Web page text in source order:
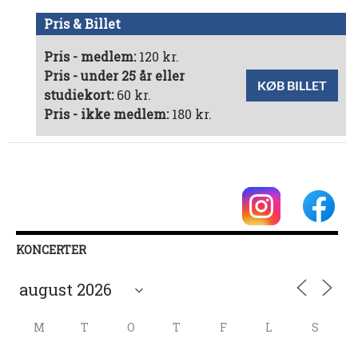
Pris & Billet
Pris - medlem:120 kr.
Pris - under 25 år eller
studiekort:60 kr.
Pris - ikke medlem:180 kr.
KØB BILLET
KONCERTER
M T O T F L S